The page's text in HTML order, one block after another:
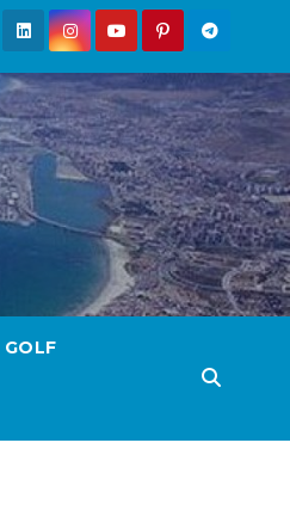
GOLF